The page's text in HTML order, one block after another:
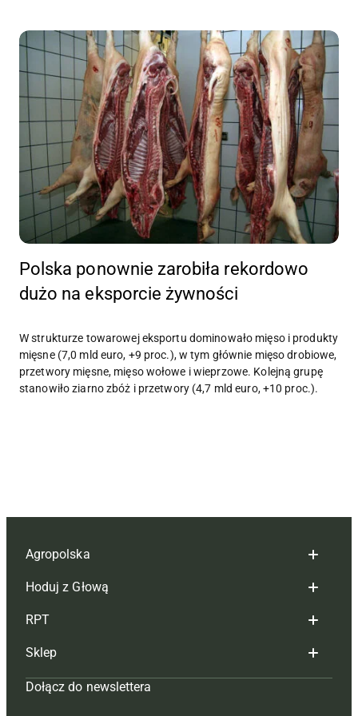
Polska ponownie zarobiła rekordowo
dużo na eksporcie żywności
W strukturze towarowej eksportu dominowało mięso i produkty
mięsne (7,0 mld euro, +9 proc.), w tym głównie mięso drobiowe,
przetwory mięsne, mięso wołowe i wieprzowe. Kolejną grupę
stanowiło ziarno zbóż i przetwory (4,7 mld euro, +10 proc.).
Agropolska
Redakcja
Reklama
Tagi
Mapa serwisu
Hoduj z Głową
Hoduj z głową bydło
Hoduj z głową świnie
Prenumerata
RPT
Redakcja
Prenumerata
Sklep
Czasopisma i prenumerata
Dołącz do newslettera